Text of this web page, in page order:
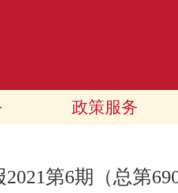
政策服务
第6期（总第690